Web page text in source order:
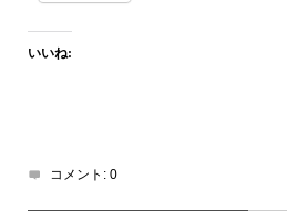
いいね:
コメント: 0